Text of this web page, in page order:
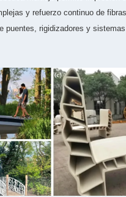
y refuerzo continuo de
puentes, rigidizadores y